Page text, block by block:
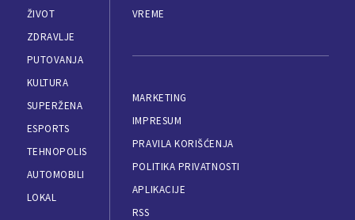
ŽIVOT
ZDRAVLJE
PUTOVANJA
KULTURA
SUPERŽENA
ESPORTS
TEHNOPOLIS
AUTOMOBILI
LOKAL
VREME
MARKETING
IMPRESUM
PRAVILA KORIŠĆENJA
POLITIKA PRIVATNOSTI
APLIKACIJE
RSS